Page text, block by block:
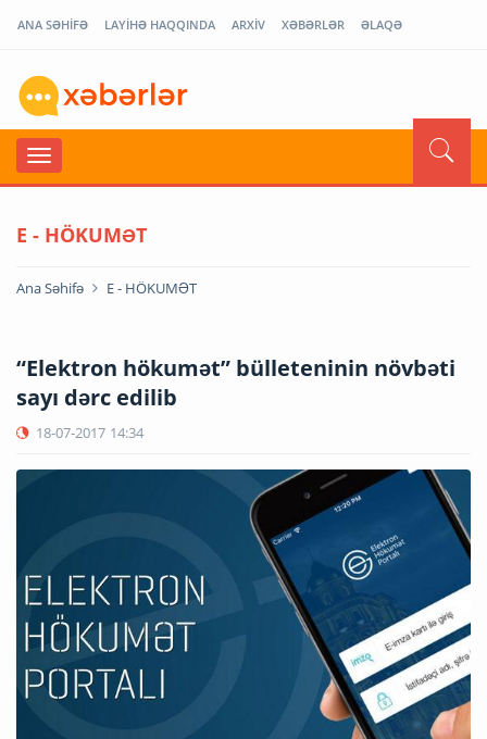
ANA SƏHİFƏ LAYİHƏ HAQQINDA ARXİV XƏBƏRLƏR ƏLAQƏ
E - HÖKUMƏT
Ana Səhifə E - HÖKUMƏT
“Elektron hökumət” bülleteninin növbəti
sayı dərc edilib
18-07-2017 14:34